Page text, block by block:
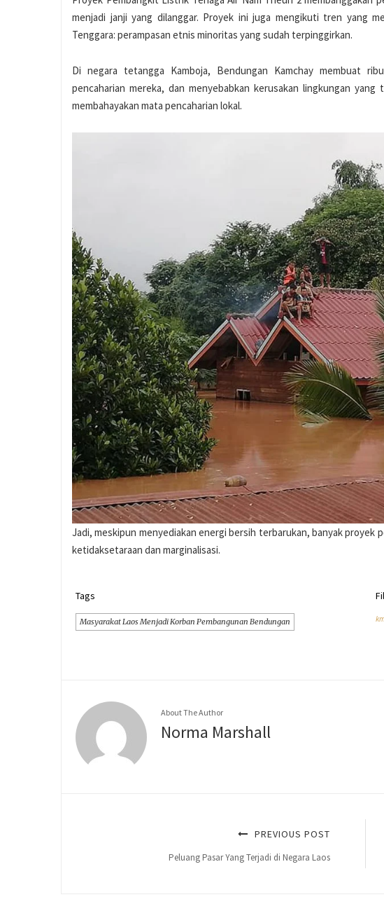
menjadi janji yang dilanggar. Proyek ini juga mengikuti tren yang
Tenggara: perampasan etnis minoritas yang sudah terpinggirkan.
Di negara tetangga Kamboja, Bendungan Kamchay membuat
pencaharian mereka, dan menyebabkan kerusakan lingkungan
membahayakan mata pencaharian lokal.
Jadi, meskipun menyediakan energi bersih terbarukan, banyak proyek
ketidaksetaraan dan marginalisasi.
Tags
Masyarakat Laos Menjadi Korban Pembangunan Bendungan
About The Author
Norma Marshall
PREVIOUS POST
Peluang Pasar Yang Terjadi di Negara Laos